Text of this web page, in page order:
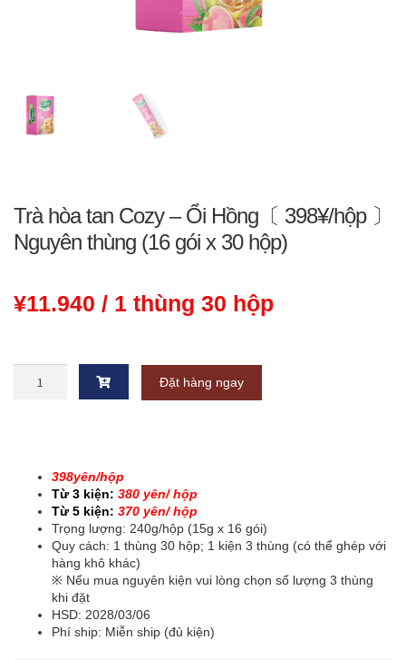
Trà hòa tan Cozy – Ổi Hồng〔 398¥/hộp 〕
Nguyên thùng (16 gói x 30 hộp)
¥11.940 / 1 thùng 30 hộp
Hồng〔
398¥/hộp
Nguyên
thùng
hộp)
Đặt hàng ngay
398yên/hộp
Từ 3 kiện: 380 yên/ hộp
Từ 5 kiện: 370 yên/ hộp
Trọng lượng: 240g/hộp (15g x 16 gói)
Quy cách: 1 thùng 30 hộp; 1 kiện 3 thùng (có thể ghép với
hàng khô khác)
※ Nếu mua nguyên kiện vui lòng chọn số lượng 3 thùng
khi đặt
HSD: 2028/03/06
Phí ship: Miễn ship (đủ kiện)